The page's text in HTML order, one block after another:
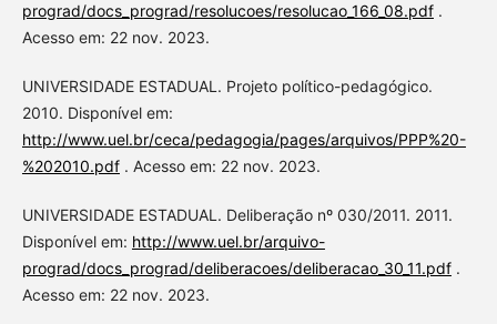
prograd/docs_prograd/resolucoes/resolucao_166_08.pdf.
Acesso em: 22 nov. 2023.
UNIVERSIDADE ESTADUAL. Projeto político-pedagógico.
2010. Disponível em:
http://www.uel.br/ceca/pedagogia/pages/arquivos/PPP%20-
%202010.pdf. Acesso em: 22 nov. 2023.
UNIVERSIDADE ESTADUAL. Deliberação nº 030/2011. 2011.
Disponível em: http://www.uel.br/arquivo-
prograd/docs_prograd/deliberacoes/deliberacao_30_11.pdf.
Acesso em: 22 nov. 2023.